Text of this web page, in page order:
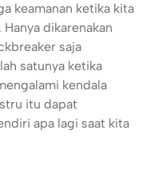
keamanan ketika kita
dikarenakan
saja
satunya ketika
kendala
itu dapat
apa lagi saat kita